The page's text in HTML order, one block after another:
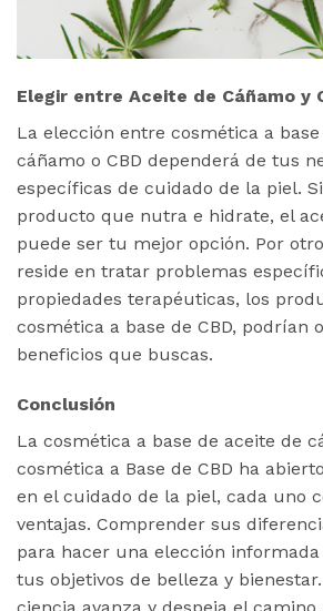
Elegir entre Aceite de Cáñamo y
La elección entre cosmética a
cáñamo o CBD dependerá de tus
específicas de cuidado de la piel.
producto que nutra e hidrate, el
puede ser tu mejor opción. Por
reside en tratar problemas
propiedades terapéuticas, los
cosmética a base de CBD, podrían
beneficios que buscas.
Conclusión
La cosmética a base de aceite de
cosmética a Base de CBD ha
en el cuidado de la piel, cada uno
ventajas. Comprender sus
para hacer una elección
tus objetivos de belleza y